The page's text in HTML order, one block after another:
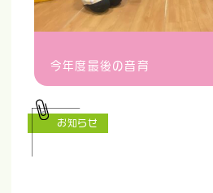
今年度最後の音育
お知らせ